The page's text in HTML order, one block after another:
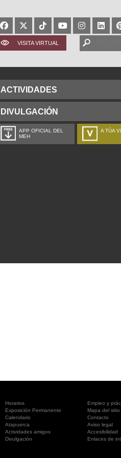
VISITA VIRTUAL
ACTIVIDADES
DIVULGACIÓN
APP OFICIAL DEL
MEH
A TÚA
Horarios
Empleo y
Exposición Permanente
Mapa del sitio
Calendario
Contacto
Atapuerca
Aviso legal
Actividades amigos
Accesibilidad
Divulgación
Enlaces de